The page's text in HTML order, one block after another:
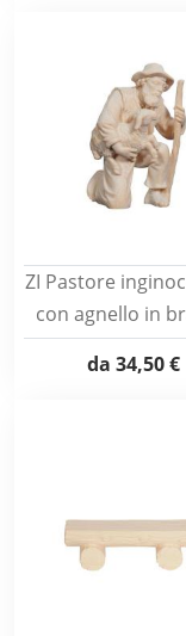
ZI Pastore
con agnello in
da 34,50 €